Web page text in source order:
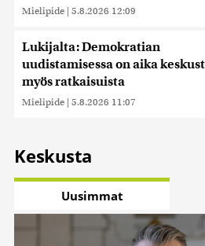
Mielipide | 5.8.2026 12:09
Lukijalta: Demokratian
uudistamisessa on aika
myös ratkaisuista
Mielipide | 5.8.2026 11:07
Keskusta
Uusimmat